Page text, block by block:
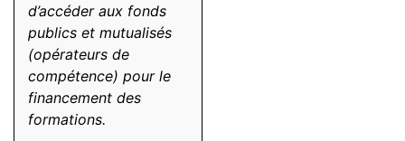
d’accéder aux fonds
publics et mutualisés
(opérateurs de
compétence) pour le
financement des
formations.